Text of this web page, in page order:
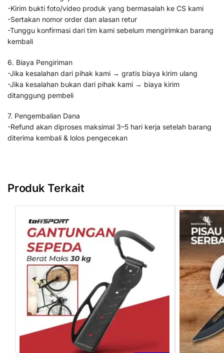
-Kirim bukti foto/video produk yang bermasalah ke CS kami
-Sertakan nomor order dan alasan retur
-Tunggu konfirmasi dari tim kami sebelum mengirimkan barang
kembali
6. Biaya Pengiriman
-Jika kesalahan dari pihak kami → gratis biaya kirim ulang
-Jika kesalahan bukan dari pihak kami → biaya kirim
ditanggung pembeli
7. Pengembalian Dana
-Refund akan diproses maksimal 3–5 hari kerja setelah barang
diterima kembali & lolos pengecekan
Produk Terkait